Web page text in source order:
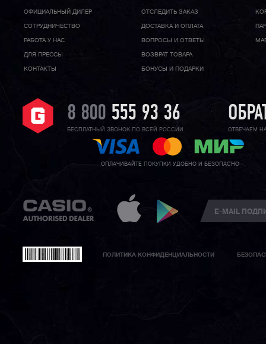
ОФИЦИАЛЬНЫЙ ДИЛЕР
CОТРУДНИЧЕСТВО
РАБОТА У НАС
ДЛЯ ПРЕССЫ
КОНТАКТЫ
ОТСЛЕДИТЬ ЗАКАЗ
ДОСТАВКА И ОПЛАТА
ВОПРОСЫ И ОТВЕТЫ
ВОЗВРАТ ТОВАРА
БОНУСЫ И ПОДАРКИ
8 800 555 93 36
БЕСПЛАТНЫЙ ЗВОНОК ПО ВСЕЙ РОССИИ ОТВЕЧАЕМ
ОПЛАЧИВАЙТЕ ПОКУПКИ УДОБНО И БЕЗОПАСНО
ПОЛИТИКА КОНФИДЕНЦИАЛЬНОСТИ